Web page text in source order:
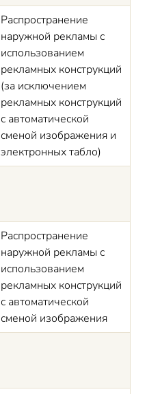
Распространение
наружной рекламы с
использованием
рекламных конструкций
(за исключением
рекламных конструкций
с автоматической
сменой изображения и
электронных табло)
Распространение
наружной рекламы с
использованием
рекламных конструкций
с автоматической
сменой изображения